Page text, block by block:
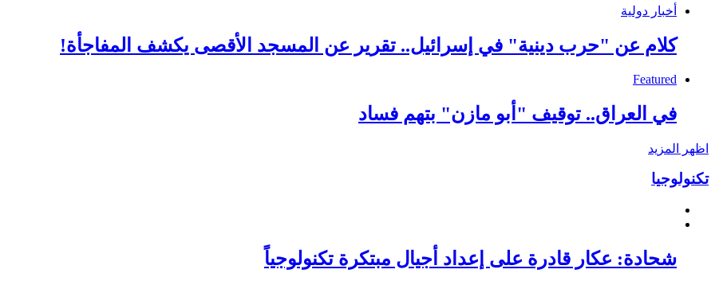
أخبار دولية
كلام عن "حرب دينية" في إسرائيل.. تقرير عن المسجد الأقصى يكشف المفاجأة!
Featured
في العراق.. توقيف "أبو مازن" بتهم فساد
اظهر المزيد
تكنولوجيا
شحادة: عكار قادرة على إعداد أجيال مبتكرة تكنولوجياً